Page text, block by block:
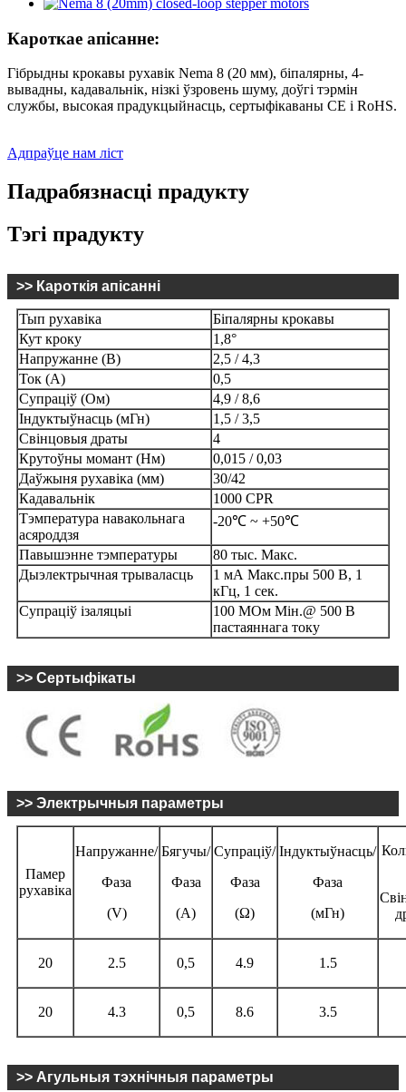
Кароткае апісанне:
Гібрыдны крокавы рухавік Nema 8 (20 мм), біпалярны, 4-
вывадны, кадавальнік, нізкі ўзровень шуму, доўгі тэрмін
службы, высокая прадукцыйнасць, сертыфікаваны CE і RoHS.
Адпраўце нам ліст
Падрабязнасці прадукту
Тэгі прадукту
>> Кароткія апісанні
Тып рухавіка
Біпалярны крокавы
Кут кроку
1,8°
Напружанне (В)
2,5 / 4,3
Ток (А)
0,5
Супраціў (Ом)
4,9 / 8,6
Індуктыўнасць (мГн)
1,5 / 3,5
Свінцовыя драты
4
Крутоўны момант (Нм)
0,015 / 0,03
Даўжыня рухавіка (мм)
30/42
Кадавальнік
1000 CPR
Тэмпература навакольнага
асяроддзя
-20℃ ~ +50℃
Павышэнне тэмпературы
80 тыс. Макс.
Дыэлектрычная трываласць
1 мА Макс.пры 500 В, 1
кГц, 1 сек.
Супраціў ізаляцыі
100 МОм Мін.@ 500 В
пастаяннага току
>> Сертыфікаты
>> Электрычныя параметры
Памер
рухавіка
Напружанне/
Фаза
(V)
Бягучы/
Фаза
(А)
Супраціў/
Фаза
(Ω)
Індуктыўнасць/
Фаза
(мГн)
20 2.5 0,5 4.9 1.5
20 4.3 0,5 8.6 3.5
>> Агульныя тэхнічныя параметры